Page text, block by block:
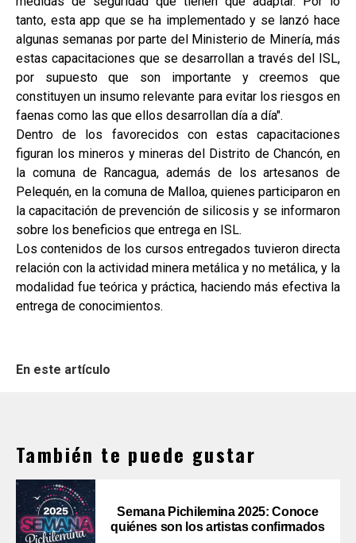
tanto, esta app que se ha implementado y se lanzó hace
algunas semanas por parte del Ministerio de Minería, más
estas capacitaciones que se desarrollan a través del ISL,
por supuesto que son importante y creemos que
constituyen un insumo relevante para evitar los riesgos en
faenas como las que ellos desarrollan día a día".
Dentro de los favorecidos con estas capacitaciones
figuran los mineros y mineras del Distrito de Chancón, en
la comuna de Rancagua, además de los artesanos de
Pelequén, en la comuna de Malloa, quienes participaron en
la capacitación de prevención de silicosis y se informaron
sobre los beneficios que entrega en ISL.
Los contenidos de los cursos entregados tuvieron directa
relación con la actividad minera metálica y no metálica, y la
modalidad fue teórica y práctica, haciendo más efectiva la
entrega de conocimientos.
En este artículo
También te puede gustar
Semana Pichilemina 2025: Conoce
quiénes son los artistas confirmados